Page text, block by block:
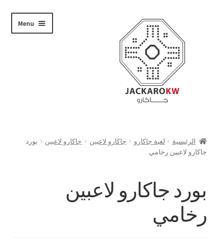
navigation
content
Menu
من نحن
الدفع
الرئيسية لعبة جاكارو جاكارو لاعبين جاكارو لاعبين
بورد
جاكارو لاعبين رخامي
بورد جاكارو لاعبين
رخامي